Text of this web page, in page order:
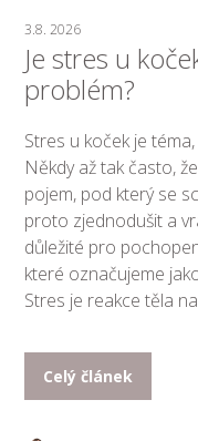
3.8. 2026
Je stres u
problém?
Stres u koček je
Někdy až tak často,
pojem, pod který se
proto zjednodušit a
důležité pro
které označujeme
Stres je reakce těla
Celý článek